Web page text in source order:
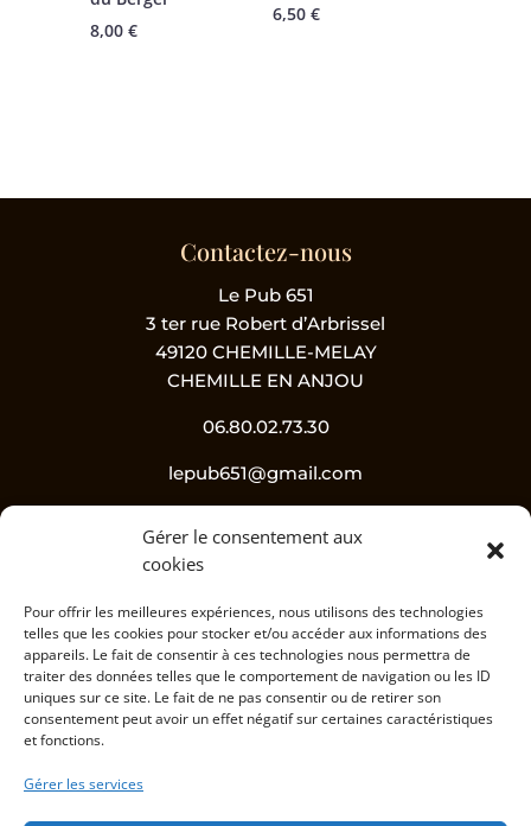
Gérer le consentement aux
cookies
Pour offrir les meilleures expériences, nous utilisons des technologies
telles que les cookies pour stocker et/ou accéder aux informations des
appareils. Le fait de consentir à ces technologies nous permettra de
traiter des données telles que le comportement de navigation ou les ID
uniques sur ce site. Le fait de ne pas consentir ou de retirer son
consentement peut avoir un effet négatif sur certaines caractéristiques
et fonctions.
Gérer les services
8,00 €
6,50 €
Contactez-nous
Le Pub 651
3 ter rue Robert d’Arbrissel
49120 CHEMILLE-MELAY
CHEMILLE EN ANJOU
06.80.02.73.30
lepub651@gmail.com
Suivez-nous !
L’abus d’alcool est dangereux pour la santé, à